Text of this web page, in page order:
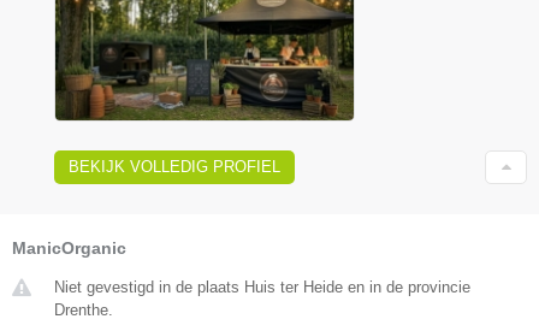
BEKIJK VOLLEDIG PROFIEL
ManicOrganic
Niet gevestigd in de plaats Huis ter Heide en in de provincie
Drenthe.